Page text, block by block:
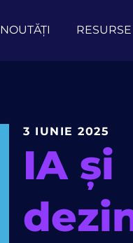
NOUTĂȚI RESURSE
3 IUNIE 2025
IA și